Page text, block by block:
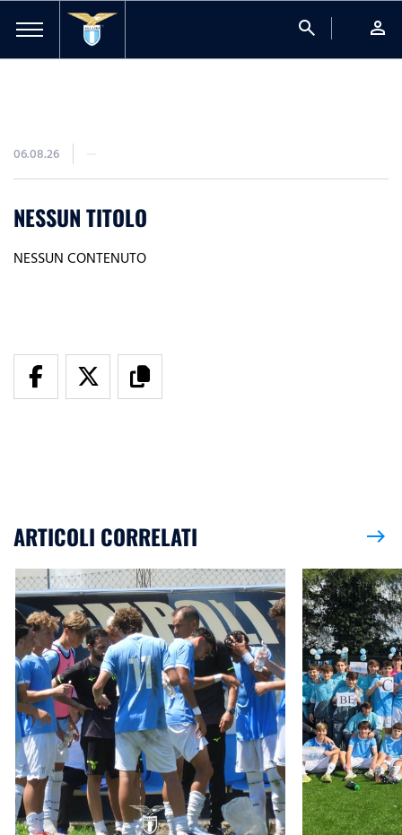
search person
06.08.26
NESSUN TITOLO
NESSUN CONTENUTO
ARTICOLI CORRELATI east